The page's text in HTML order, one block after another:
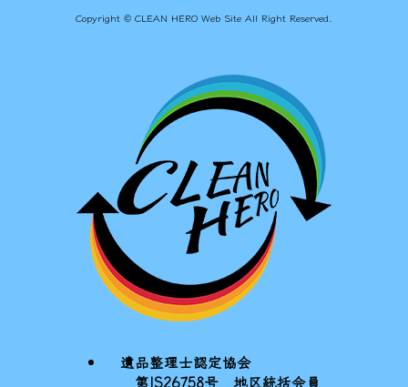
Copyright © CLEAN HERO Web Site All Right Reserved.
遺品整理士認定協会
第IS26758号 地区統括会員